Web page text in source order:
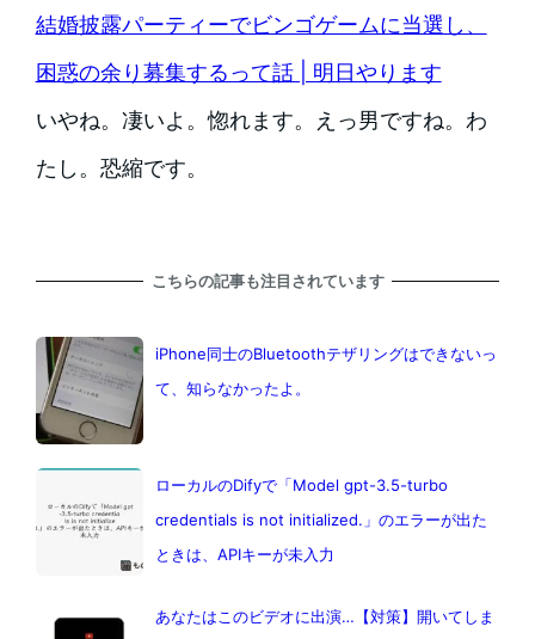
結婚披露パーティーでビンゴゲームに当選し、
困惑の余り募集するって話 | 明日やります
いやね。凄いよ。惚れます。えっ男ですね。わ
たし。恐縮です。
こちらの記事も注目されています
iPhone同士のBluetoothテザリングはできないっ
て、知らなかったよ。
ローカルのDifyで「Model gpt-3.5-turbo
credentials is not initialized.」のエラーが出た
ときは、APIキーが未入力
あなたはこのビデオに出演…【対策】開いてしま